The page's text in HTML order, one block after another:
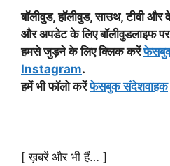
बॉलीवुड, हॉलीवुड, साउथ, टीवी
और अपडेट के लिए बॉलीवुडलाइफ
हमसे जुड़ने के लिए क्लिक करें
Instagram.
हमें भी फॉलो करेंफेसबुक संदेशवाहक
[ ख़बरें और भी हैं… ]